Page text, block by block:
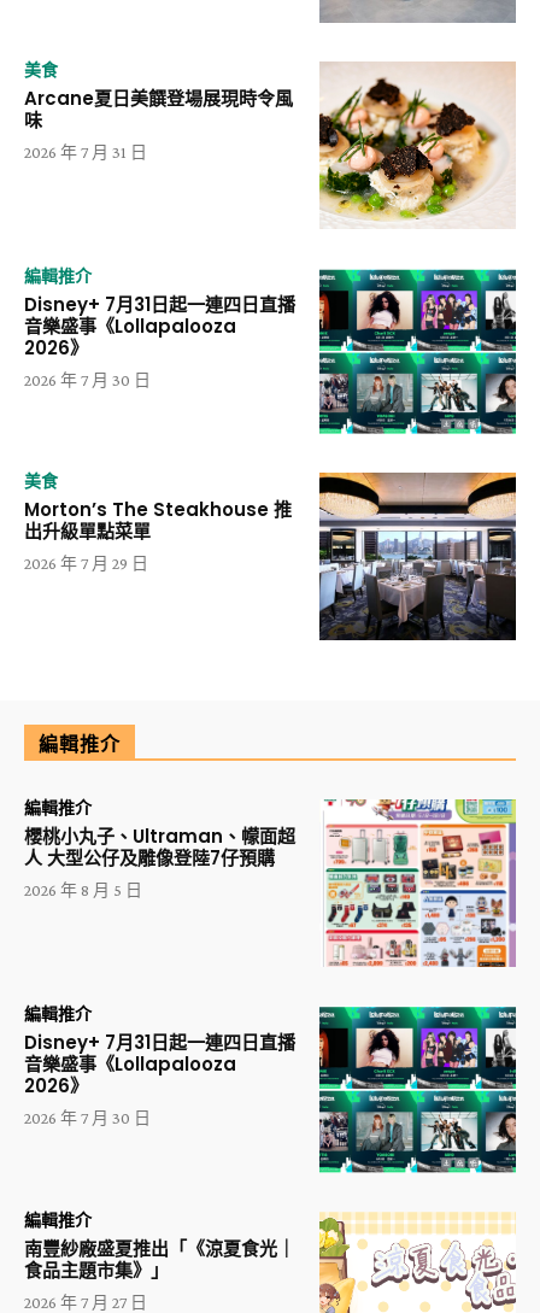
美食
Arcane夏日美饌登場展現時令風
味
2026 年 7 月 31 日
編輯推介
Disney+ 7月31日起一連四日直播
音樂盛事《Lollapalooza
2026》
2026 年 7 月 30 日
美食
Morton’s The Steakhouse 推
出升級單點菜單
2026 年 7 月 29 日
編輯推介
編輯推介
櫻桃小丸子、Ultraman、幪面超
人 大型公仔及雕像登陸7仔預購
2026 年 8 月 5 日
編輯推介
Disney+ 7月31日起一連四日直播
音樂盛事《Lollapalooza
2026》
2026 年 7 月 30 日
編輯推介
南豐紗廠盛夏推出「《涼夏食光｜
食品主題市集》」
2026 年 7 月 27 日